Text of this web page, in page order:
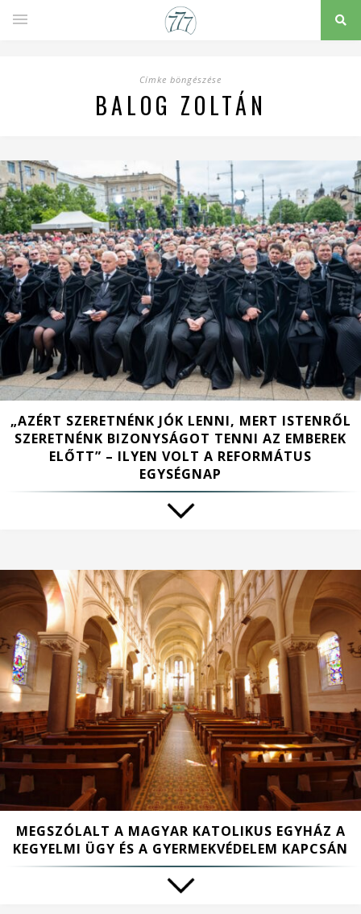
Címke böngészése
BALOG ZOLTÁN
„AZÉRT SZERETNÉNK JÓK LENNI, MERT ISTENRŐL
SZERETNÉNK BIZONYSÁGOT TENNI AZ EMBEREK
ELŐTT” – ILYEN VOLT A REFORMÁTUS
EGYSÉGNAP
MEGSZÓLALT A MAGYAR KATOLIKUS EGYHÁZ A
KEGYELMI ÜGY ÉS A GYERMEKVÉDELEM KAPCSÁN